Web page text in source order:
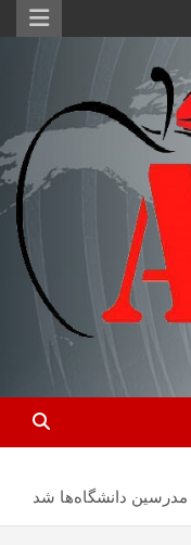
دانشگاه‌ها شد